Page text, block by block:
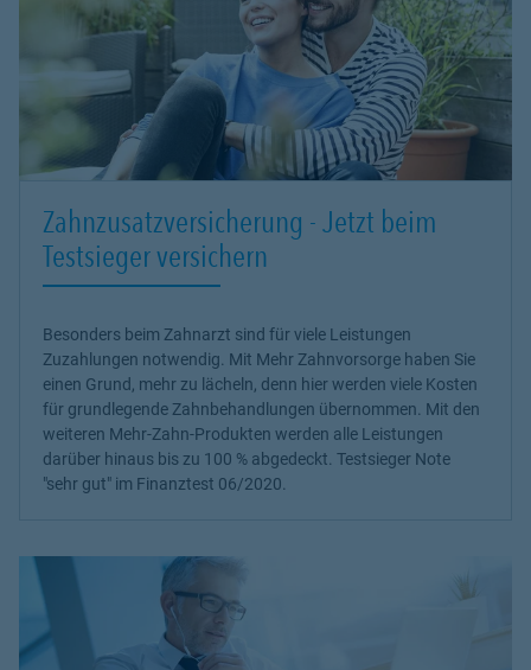
Zahnzusatzversicherung - Jetzt beim
Testsieger versichern
Besonders beim Zahnarzt sind für viele Leistungen
Zuzahlungen notwendig. Mit Mehr Zahnvorsorge haben Sie
einen Grund, mehr zu lächeln, denn hier werden viele Kosten
für grundlegende Zahnbehandlungen übernommen. Mit den
weiteren Mehr-Zahn-Produkten werden alle Leistungen
darüber hinaus bis zu 100 % abgedeckt. Testsieger Note
"sehr gut" im Finanztest 06/2020.